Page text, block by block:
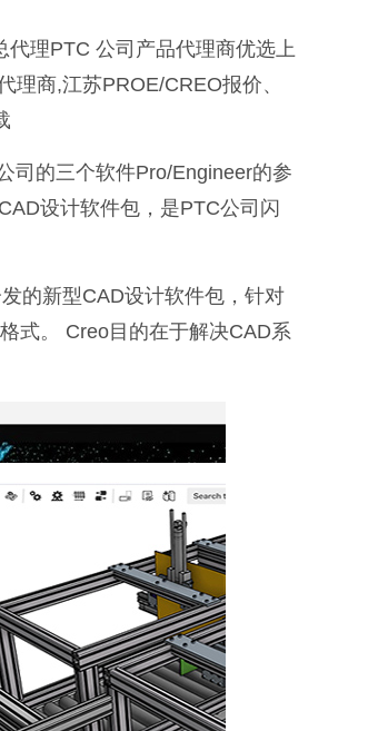
理PTC 公司产品代理商优选上
商,江苏PROE/CREO报价、
司的三个软件Pro/Engineer的参
设计软件包，是PTC公司闪
的新型CAD设计软件包，针对
式。 Creo目的在于解决CAD系